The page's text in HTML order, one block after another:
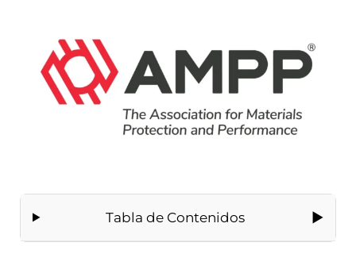
Tabla de Contenidos